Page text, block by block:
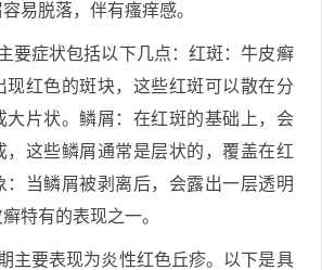
易脱落，伴有瘙痒感。
要症状包括以下几点：红斑：牛皮癣
现红色的斑块，这些红斑可以散在分
大片状。鳞屑：在红斑的基础上，会
，这些鳞屑通常是层状的，覆盖在红
：当鳞屑被剥离后，会露出一层透明
特有的表现之一。
主要表现为炎性红色丘疹。以下是具